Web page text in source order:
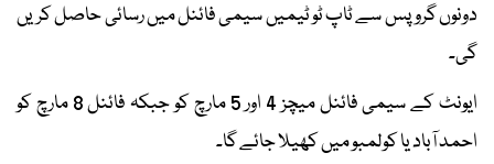
دونوں گروپس سے ٹاپ ٹو ٹیمیں سیمی فائنل میں رسائی حاصل کریں
گی۔
ایونٹ کے سیمی فائنل میچز 4 اور 5 مارچ کو جبکہ فائنل 8 مارچ کو
احمد آباد یا کولمبو میں کھیلا جائے گا۔